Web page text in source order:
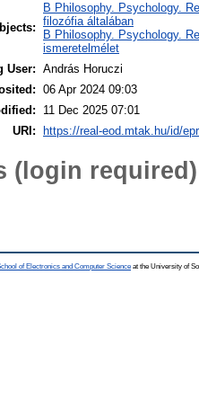
B Philosophy. Psychology.
filozófia általában
B Philosophy. Psychology.
ismeretelmélet
User: András Horuczi
06 Apr 2024 09:03
11 Dec 2025 07:01
URI:
https://real-eod.mtak.hu/id/
(login required)
of Electronics and Computer Science at the University of